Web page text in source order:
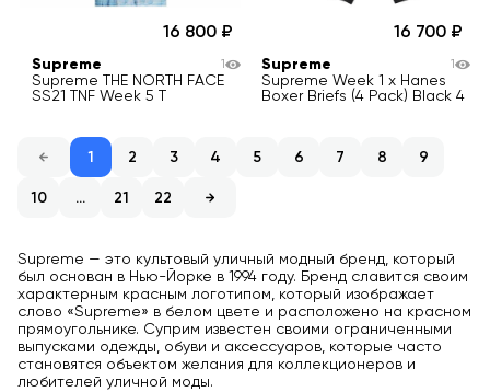
16 800
Supreme
Supreme THE NORTH FACE
SS21 TNF Week 5 T
1
16 700
Supreme
Supreme Week 1 x Hanes
Boxer Briefs (4 Pack) Black 4
1
1 2 3 4 5 6 7 8 9
10 ... 21 22
Supreme — это культовый уличный модный бренд, который
был основан в Нью-Йорке в 1994 году. Бренд славится своим
характерным красным логотипом, который изображает
слово «Supreme» в белом цвете и расположено на красном
прямоугольнике. Суприм известен своими ограниченными
выпусками одежды, обуви и аксессуаров, которые часто
становятся объектом желания для коллекционеров и
любителей уличной моды.